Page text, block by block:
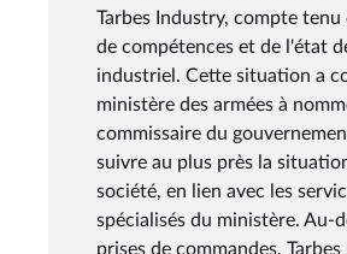
Tarbes Industry, compte tenu
de compétences et de l'état
industriel. Cette situation a
ministère des armées à
commissaire du
suivre au plus près la
société, en lien avec les
spécialisés du ministère. Au-
prises de commandes,